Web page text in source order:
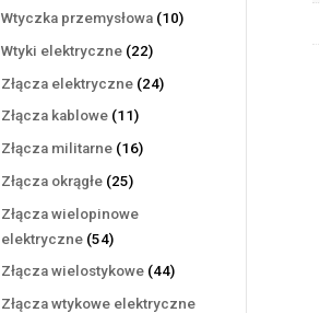
produktów
Wtyczka przemysłowa 1010
Wtyki elektryczne 2222
produkty
Złącza elektryczne 2424
Złącza kablowe 1111
produktów
Złącza militarne 1616
Złącza okrągłe 2525
Złącza wielopinowe
elektryczne 5454
produkty
Złącza wielostykowe 4444
Złącza wtykowe elektryczne